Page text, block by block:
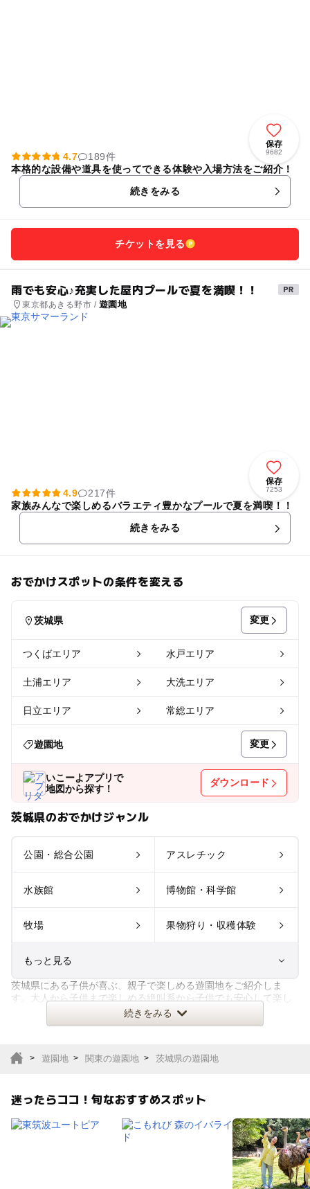
保存
9682
4.7
189件
本格的な設備や道具を使ってできる体験や入場方法をご紹介！
続きをみる
チケットを見る
雨でも安心♪充実した屋内プールで夏を満喫！！
東京都あきる野市 / 遊園地
保存
7253
4.9
217件
家族みんなで楽しめるバラエティ豊かなプールで夏を満喫！！
続きをみる
おでかけスポットの条件を変える
茨城県 変更
つくばエリア 水戸エリア
土浦エリア 大洗エリア
日立エリア 常総エリア
遊園地 変更
いこーよアプリで
地図から探す！
ダウンロード
茨城県のおでかけジャンル
公園・総合公園 アスレチック
水族館 博物館・科学館
牧場 果物狩り・収穫体験
もっと見る
室内遊び場 遊園地
サファリパーク
植物園・フラワーパー
茨城県にある子供が喜ぶ、親子で楽しめる遊園地をご紹介しま
す。大人から子供まで楽しめる絶叫系から子供でも安心して楽し
めるアトラクションまで。季節に
続きをみる
遊園地 関東の遊園地 茨城県の遊園地
迷ったらココ！旬なおすすめスポット